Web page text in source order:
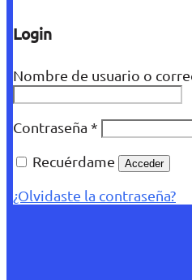
Login
Nombre de usuario o
Contraseña *
Recuérdame
Acceder
¿Olvidaste la contraseña?